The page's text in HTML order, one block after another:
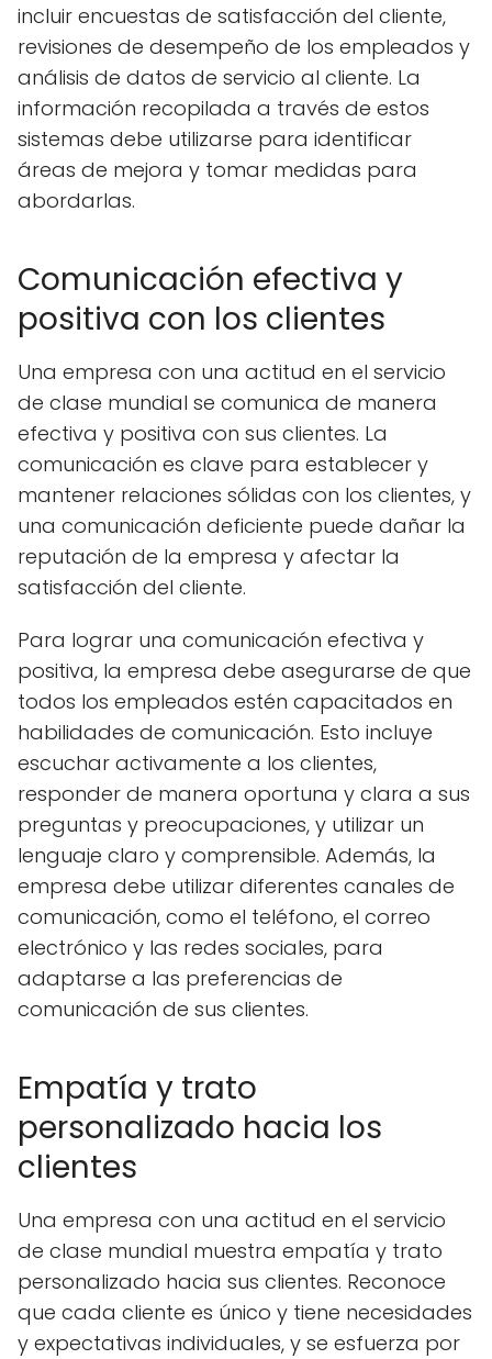
incluir encuestas de satisfacción del cliente,
revisiones de desempeño de los empleados y
análisis de datos de servicio al cliente. La
información recopilada a través de estos
sistemas debe utilizarse para identificar
áreas de mejora y tomar medidas para
abordarlas.
Comunicación efectiva y
positiva con los clientes
Una empresa con una actitud en el servicio
de clase mundial se comunica de manera
efectiva y positiva con sus clientes. La
comunicación es clave para establecer y
mantener relaciones sólidas con los clientes, y
una comunicación deficiente puede dañar la
reputación de la empresa y afectar la
satisfacción del cliente.
Para lograr una comunicación efectiva y
positiva, la empresa debe asegurarse de que
todos los empleados estén capacitados en
habilidades de comunicación. Esto incluye
escuchar activamente a los clientes,
responder de manera oportuna y clara a sus
preguntas y preocupaciones, y utilizar un
lenguaje claro y comprensible. Además, la
empresa debe utilizar diferentes canales de
comunicación, como el teléfono, el correo
electrónico y las redes sociales, para
adaptarse a las preferencias de
comunicación de sus clientes.
Empatía y trato
personalizado hacia los
clientes
Una empresa con una actitud en el servicio
de clase mundial muestra empatía y trato
personalizado hacia sus clientes. Reconoce
que cada cliente es único y tiene necesidades
y expectativas individuales, y se esfuerza por